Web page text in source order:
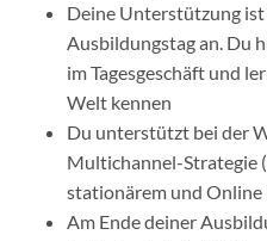
Deine Unterstützung
Ausbildungstag an. Du
im Tagesgeschäft und
Welt kennen
Du unterstützt bei der
Multichannel-Strategie
stationärem und Online
Am Ende deiner